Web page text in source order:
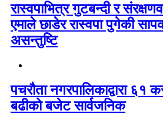
रास्वपाभित्र गुटबन्दी र
एमाले छाडेर रास्वपा पुगेकी
असन्तुष्टि
पचरौता नगरपालिकाद्वारा ६१
बढीको बजेट सार्वजनिक